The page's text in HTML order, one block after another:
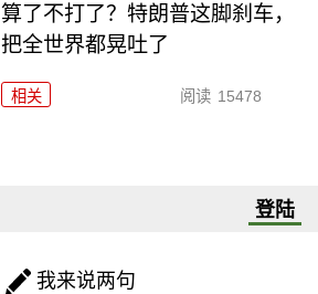
算了不打了？特朗普这脚刹车，
把全世界都晃吐了
相关 阅读 15478
登陆
我来说两句